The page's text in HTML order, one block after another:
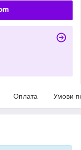
Оплата Умови